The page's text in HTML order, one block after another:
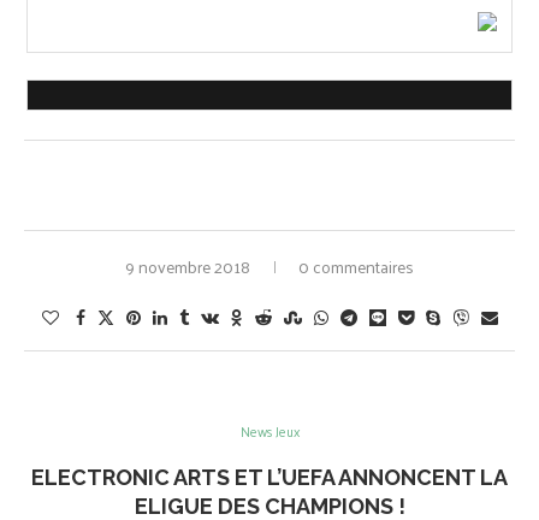
9 novembre 2018 0 commentaires
News Jeux
ELECTRONIC ARTS ET L’UEFA ANNONCENT LA
ELIGUE DES CHAMPIONS !